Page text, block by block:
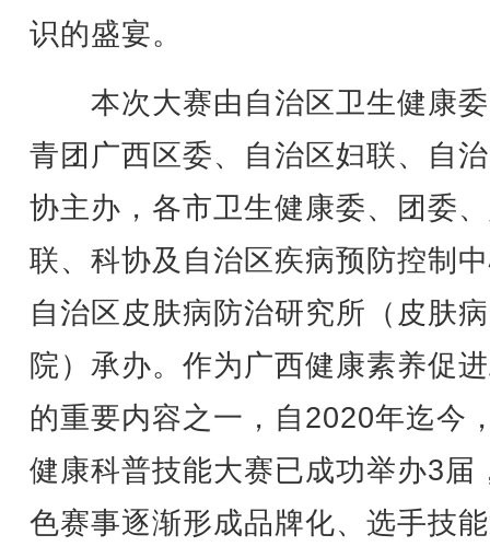
识的盛宴。
本次大赛由自治区卫生健康
青团广西区委、自治区妇联、自
协主办，各市卫生健康委、团委
联、科协及自治区疾病预防控制
自治区皮肤病防治研究所（皮肤
院）承办。作为广西健康素养促
的重要内容之一，自2020年迄今
健康科普技能大赛已成功举办3届
色赛事逐渐形成品牌化、选手技